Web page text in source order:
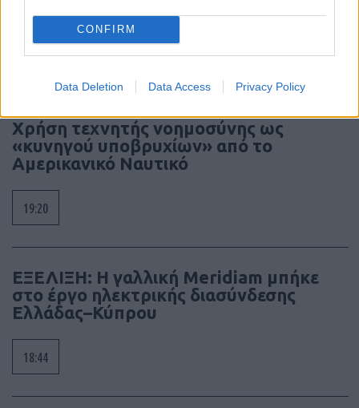
CONFIRM
Data Deletion Data Access Privacy Policy
δείχνουν το δρόμο – φωτό και βίντεο
19:40
Χρήση τεχνητής νοημοσύνης ως
«κυνηγού υποβρυχίων» από το
Αμερικανικό Ναυτικό
19:20
ΕΞΕΛΙΞΗ: Η γαλλική Meridiam μπήκε
στο έργο ηλεκτρικής διασύνδεσης
Ελλάδας–Κύπρου
18:44